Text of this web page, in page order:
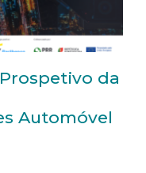
da
Automóvel